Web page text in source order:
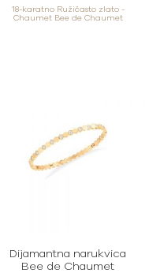
18-karatno Ružičasto zlato -
Chaumet Bee de Chaumet
Dijamantna narukvica
Bee de Chaumet